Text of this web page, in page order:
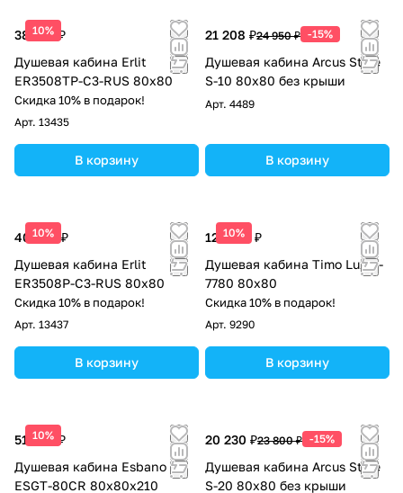
10%
38 705 ₽
Душевая кабина Erlit
ER3508TP-C3-RUS 80х80
Скидка 10% в подарок!
Арт. 13435
В корзину
21 208 ₽24 950 ₽ -15%
Душевая кабина Arcus Style
S-10 80х80 без крыши
Арт. 4489
В корзину
10%
40 420 ₽
Душевая кабина Erlit
ER3508P-C3-RUS 80x80
Скидка 10% в подарок!
Арт. 13437
В корзину
10%
123 165 ₽
Душевая кабина Timo Lux T-
7780 80х80
Скидка 10% в подарок!
Арт. 9290
В корзину
10%
51 638 ₽
Душевая кабина Esbano
ESGT-80CR 80х80х210
20 230 ₽23 800 ₽ -15%
Душевая кабина Arcus Style
S-20 80х80 без крыши